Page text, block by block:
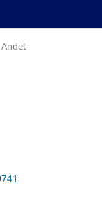
Andet